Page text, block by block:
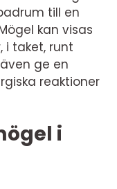
till en
kan visas
i taket, runt
ge en
reaktioner
i